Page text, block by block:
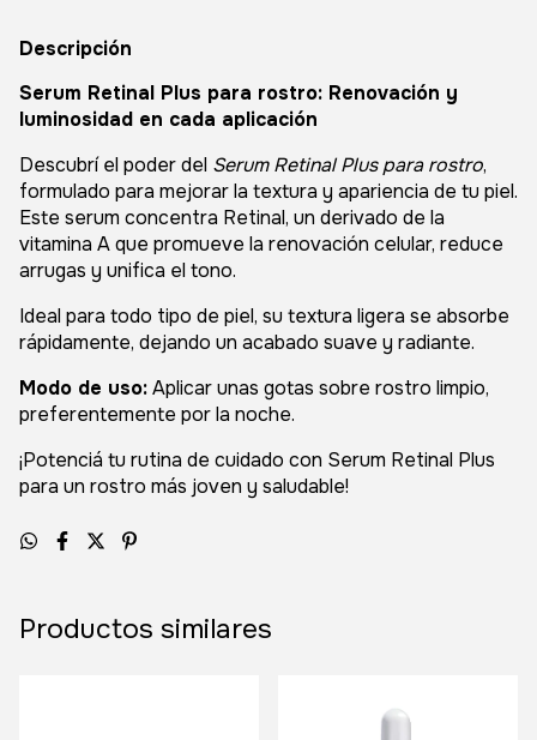
Descripción
Serum Retinal Plus para rostro: Renovación y
luminosidad en cada aplicación
Descubrí el poder del Serum Retinal Plus para rostro,
formulado para mejorar la textura y apariencia de tu piel.
Este serum concentra Retinal, un derivado de la
vitamina A que promueve la renovación celular, reduce
arrugas y unifica el tono.
Ideal para todo tipo de piel, su textura ligera se absorbe
rápidamente, dejando un acabado suave y radiante.
Modo de uso:Aplicar unas gotas sobre rostro limpio,
preferentemente por la noche.
¡Potenciá tu rutina de cuidado con Serum Retinal Plus
para un rostro más joven y saludable!
Productos similares